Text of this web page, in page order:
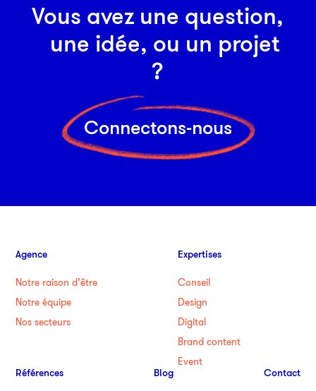
Vous avez une question,
une idée, ou un projet
?
Connectons-nous
Agence
Notre raison d’être
Notre équipe
Nos secteurs
Expertises
Conseil
Design
Digital
Brand content
Event
Références Blog Contact